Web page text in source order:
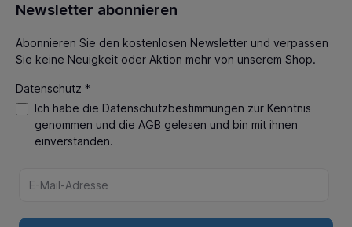
Newsletter abonnieren
Abonnieren Sie den kostenlosen Newsletter und verpassen
Sie keine Neuigkeit oder Aktion mehr von unserem Shop.
Datenschutz *
Ich habe die Datenschutzbestimmungen zur Kenntnis
genommen und die AGB gelesen und bin mit ihnen
einverstanden.